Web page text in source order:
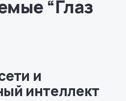
“Глаз
и
интеллект